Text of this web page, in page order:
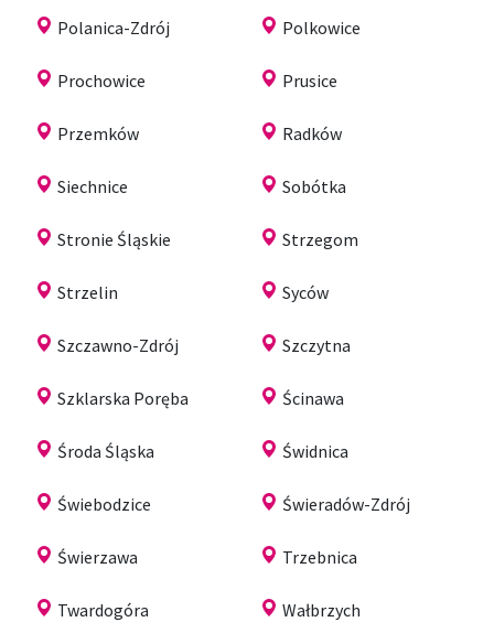
Polanica-Zdrój Polkowice
Prochowice Prusice
Przemków Radków
Siechnice Sobótka
Stronie Śląskie Strzegom
Strzelin Syców
Szczawno-Zdrój Szczytna
Szklarska Poręba Ścinawa
Środa Śląska Świdnica
Świebodzice Świeradów-Zdrój
Świerzawa Trzebnica
Twardogóra Wałbrzych